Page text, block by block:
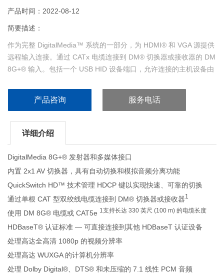
产品时间：2022-08-12
简要描述：
作为完整 DigitalMedia™ 系统的一部分，为 HDMI® 和 VGA 源提供
远程输入连接。通过 CATx 电缆连接到 DM® 切换器或接收器的 DM
8G+® 输入。包括一个 USB HID 设备端口，允许连接的主机设备由
产品咨询 服务电话
详细介绍
DigitalMedia 8G+® 发射器和多媒体接口
内置 2x1 AV 切换器，具有自动切换和模拟音频分离功能
QuickSwitch HD™ 技术管理 HDCP 键以实现快速、可靠的切换
通过单根 CAT 型双绞线电缆连接到 DM® 切换器或接收器1
使用 DM 8G® 电缆或 CAT5e 1支持长达 330 英尺 (100 m) 的电缆长度
HDBaseT® 认证标准 — 可直接连接到其他 HDBaseT 认证设备
处理高达全高清 1080p 的视频分辨率
处理高达 WUXGA 的计算机分辨率
处理 Dolby Digital®、DTS® 和未压缩的 7.1 线性 PCM 音频